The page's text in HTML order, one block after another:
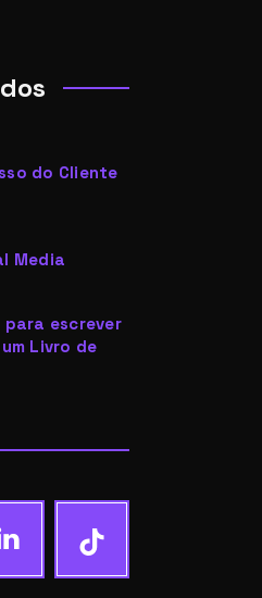
do Cliente
Media
para escrever
Livro de